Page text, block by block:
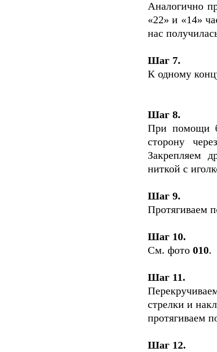
Аналогично
«22» и «14»
нас
Шаг 7.
К одному
Шаг 8.
При помощи
сторону
Закрепляем
ниткой с
Шаг 9.
Протягиваем
Шаг 10.
Cм. фото 010.
Шаг 11.
стрелки и
протягиваем
Шаг 12.